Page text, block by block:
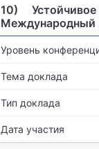
10)
Международный
Уровень
Тема доклада
Тип доклада
Дата участия